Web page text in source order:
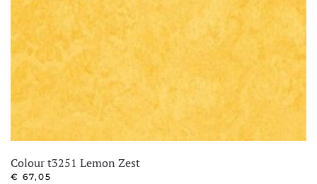
Colour t3251 Lemon Zest
€ 67,05